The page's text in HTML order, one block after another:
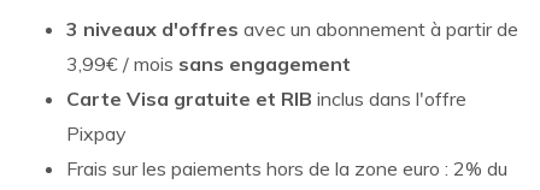
3 niveaux d'offres avec un abonnement à partir de
3,99€ / mois sans engagement
Carte Visa gratuite et RIB inclus dans l'offre
Pixpay
Frais sur les paiements hors de la zone euro : 2% du